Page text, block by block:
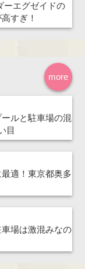
ーエグゼイドの
すぎ！
more
ルと駐車場の混
目
適！東京都奥多
場は激混みなの